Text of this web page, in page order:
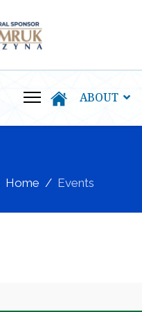
ABOUT
Home Events